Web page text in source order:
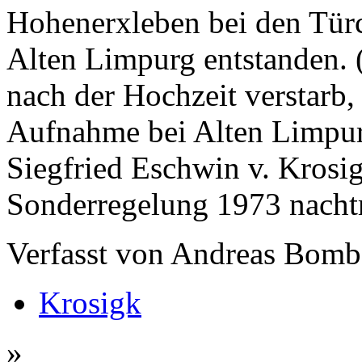
Hohenerxleben bei den
Alten Limpurg entstanden.
nach der Hochzeit
Aufnahme bei Alten
Siegfried Eschwin v.
Sonderregelung 1973
Verfasst von Andreas
Krosigk
»